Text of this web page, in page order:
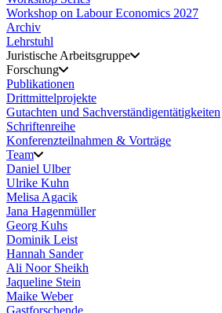
Workshop on Labour Economics 2027
Archiv
Lehrstuhl
Juristische Arbeitsgruppe
Forschung
Publikationen
Drittmittelprojekte
Gutachten und Sachverständigentätigkeiten
Schriftenreihe
Konferenzteilnahmen & Vorträge
Team
Daniel Ulber
Ulrike Kuhn
Melisa Agacik
Jana Hagenmüller
Georg Kuhs
Dominik Leist
Hannah Sander
Ali Noor Sheikh
Jaqueline Stein
Maike Weber
Gastforschende